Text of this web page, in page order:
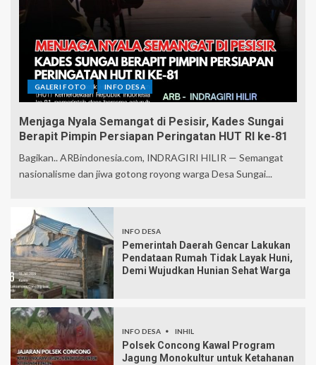
GALERI FOTO INFO DESA
Menjaga Nyala Semangat di Pesisir, Kades Sungai
Berapit Pimpin Persiapan Peringatan HUT RI ke-81
Bagikan.. ARBindonesia.com, INDRAGIRI HILIR — Semangat
nasionalisme dan jiwa gotong royong warga Desa Sungai...
INFO DESA
Pemerintah Daerah Gencar Lakukan
Pendataan Rumah Tidak Layak Huni,
Demi Wujudkan Hunian Sehat Warga
INFO DESA INHIL
Polsek Concong Kawal Program
Jagung Monokultur untuk Ketahanan